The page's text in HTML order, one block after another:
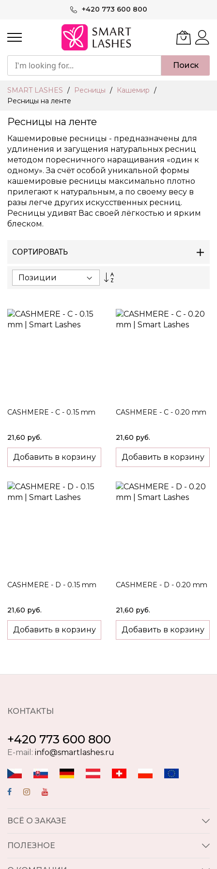
+420 773 600 800
Поиск
SMART LASHES Ресницы
Кашемир
Ресницы на ленте
Ресницы на ленте
Кашемировые ресницы - предназначены для
удлинения и загущения натуральных ресниц
методом поресничного наращивания «один к
одному». За счёт особой уникальной формы
кашемировые ресницы максимально плотно
прилегают к натуральным, а по своему весу в
разы легче других искусственных ресниц.
Ресницы удивят Вас своей лёгкостью и ярким
блеском.
СОРТИРОВАТЬ
Set
CASHMERE - C - 0.15 mm
21,60 руб.
Добавить в корзину
CASHMERE - C - 0.20 mm
21,60 руб.
Добавить в корзину
CASHMERE - D - 0.15 mm
21,60 руб.
Добавить в корзину
CASHMERE - D - 0.20 mm
21,60 руб.
Добавить в корзину
КОНТАКТЫ
+420 773 600 800
E-mail: info@smartlashes.ru
ВСЁ О ЗАКАЗЕ
ПОЛЕЗНОЕ